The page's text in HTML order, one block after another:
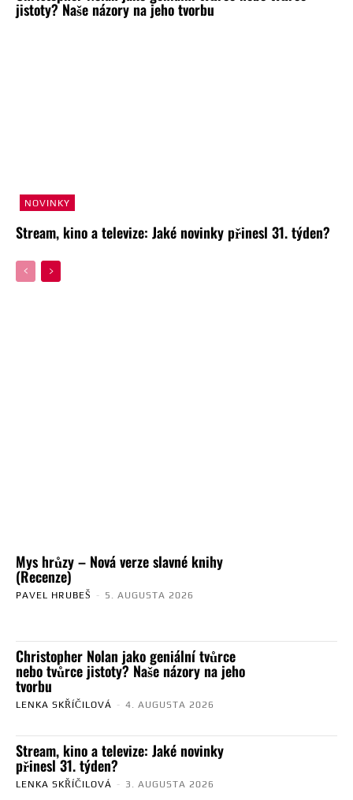
jistoty? Naše názory na jeho tvorbu
NOVINKY
Stream, kino a televize: Jaké novinky přinesl 31. týden?
Mys hrůzy – Nová verze slavné knihy
(Recenze)
PAVEL HRUBEŠ - 5. AUGUSTA 2026
Christopher Nolan jako geniální tvůrce
nebo tvůrce jistoty? Naše názory na jeho
tvorbu
LENKA SKŘÍČILOVÁ - 4. AUGUSTA 2026
Stream, kino a televize: Jaké novinky
přinesl 31. týden?
LENKA SKŘÍČILOVÁ - 3. AUGUSTA 2026